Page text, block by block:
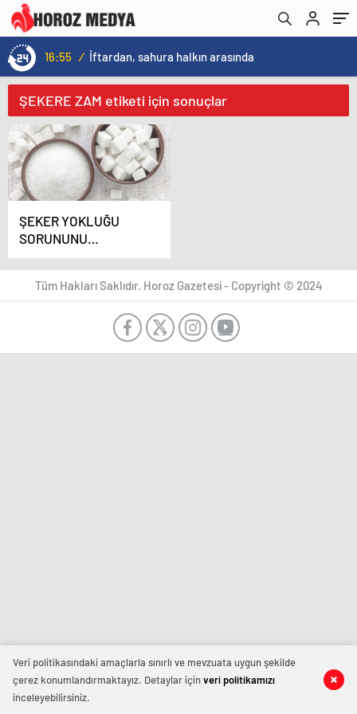
16:55 / İftardan, sahura halkın arasında
ŞEKERE ZAM etiketi için sonuçlar
ŞEKER YOKLUĞU
SORUNUNU
BAKKALLAR ÇÖZER
Tüm Hakları Saklıdır. Horoz Gazetesi - Copyright © 2024
Veri politikasındaki amaçlarla sınırlı ve mevzuata uygun şekilde
çerez konumlandırmaktayız. Detaylar içinveri politikamızı
inceleyebilirsiniz.